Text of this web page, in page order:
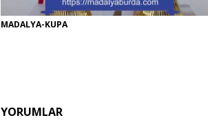
MADALYA-KUPA
YORUMLAR